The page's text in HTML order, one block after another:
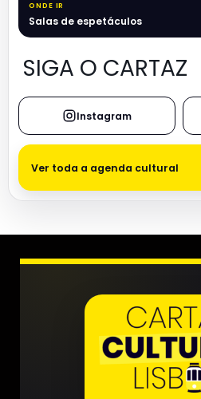
ONDE IR
Salas de espetáculos
SIGA O CARTAZ
Instagram
Ver toda a agenda cultural